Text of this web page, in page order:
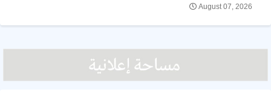
August 07, 2026